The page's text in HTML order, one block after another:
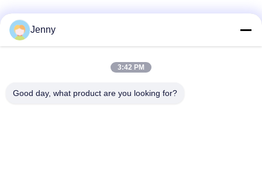
2 Stock 11, Nordbezirk 4 Block, Hua Yi International Expo
Jenny
3:42 PM
Good day, what product are you looking for?